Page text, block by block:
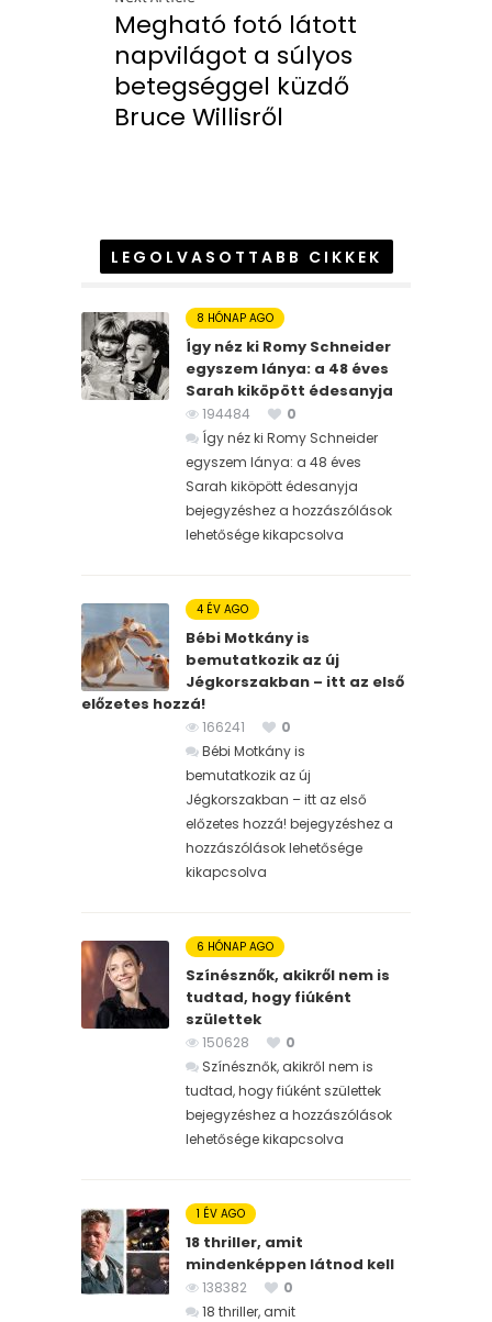
Megható fotó látott
napvilágot a súlyos
betegséggel küzdő
Bruce Willisről
LEGOLVASOTTABB CIKKEK
8 HÓNAP AGO
Így néz ki Romy Schneider
egyszem lánya: a 48 éves
Sarah kiköpött édesanyja
194484
0
Így néz ki Romy Schneider
egyszem lánya: a 48 éves
Sarah kiköpött édesanyja
bejegyzéshez a hozzászólások
lehetősége kikapcsolva
4 ÉV AGO
Bébi Motkány is
bemutatkozik az új
Jégkorszakban – itt az első
előzetes hozzá!
166241
0
Bébi Motkány is
bemutatkozik az új
Jégkorszakban – itt az első
előzetes hozzá! bejegyzéshez a
hozzászólások lehetősége
kikapcsolva
6 HÓNAP AGO
Színésznők, akikről nem is
tudtad, hogy fiúként
születtek
150628
0
Színésznők, akikről nem is
tudtad, hogy fiúként születtek
bejegyzéshez a hozzászólások
lehetősége kikapcsolva
1 ÉV AGO
18 thriller, amit
mindenképpen látnod kell
138382
0
18 thriller, amit